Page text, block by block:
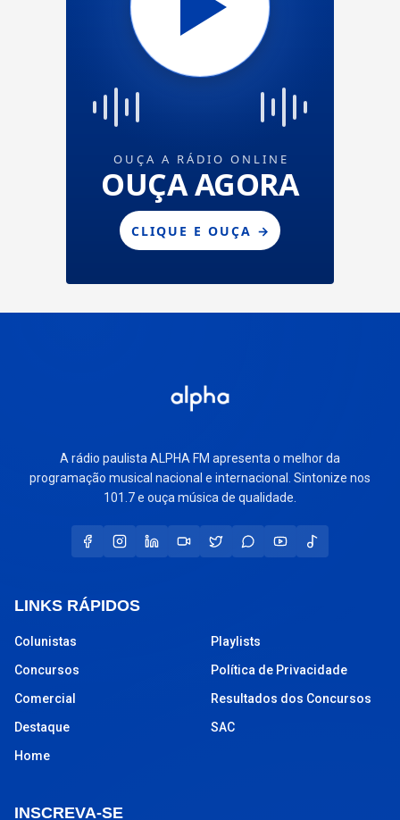
A rádio paulista ALPHA FM apresenta o melhor da
programação musical nacional e internacional. Sintonize nos
101.7 e ouça música de qualidade.
LINKS RÁPIDOS
Colunistas
Concursos
Comercial
Destaque
Home
Playlists
Política de Privacidade
Resultados dos Concursos
SAC
INSCREVA-SE